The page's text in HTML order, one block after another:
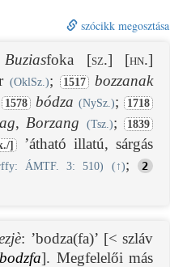
szócikk megosztása
Buziasfoka [sz.] [hn.]
(OklSz.); 1517 bozzanak
1578 bódza (NySz.); 1718
, Borzang (Tsz.); 1839
] ’átható illatú, sárgás
ÁMTF. 3: 510) ( ↑); 2
: ’bodza(fa)’ [< szláv
bodzfa]. Megfelelői más